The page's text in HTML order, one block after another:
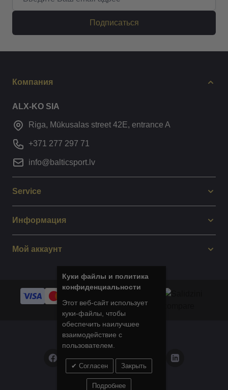
Подписаться
Компания
ALX-KO SIA
Riga, Mūkusalas street 42E, entrance A
+371 277 297 71
info@balticsport.lv
Service
Информация
Мой аккаунт
© 2014 - 2025 Balticsport.lv
Privacy Policy
Куки файлы и политика
конфиденциальности
Этот веб-сайт использует
куки-файлы, чтобы
обеспечить наилучшее
взаимодействие с
пользователем.
Согласен Закрыть
Подробнее